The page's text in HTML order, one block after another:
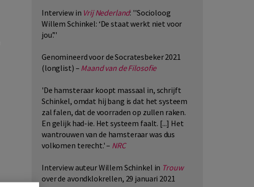
Interview in Vrij Nederland: ''Socioloog
Willem Schinkel: ‘De staat werkt niet voor
jou’.''
Genomineerd voor de Socratesbeker 2021
(longlist) – Maand van de Filosofie
'De hamsteraar koopt massaal in, schrijft
Schinkel, omdat hij bang is dat het systeem
zal falen, dat de voorraden op zullen raken.
En gelijk had-ie. Het systeem faalt. [...] Het
wantrouwen van de hamsteraar was dus
volkomen terecht.' – NRC
Interview auteur Willem Schinkel in Trouw
over de avondklokrellen, 29 januari 2021